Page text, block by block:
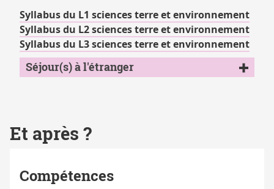
Syllabus du L1 sciences terre et environnement
Syllabus du L2 sciences terre et environnement
Syllabus du L3 sciences terre et environnement
Séjour(s) à l'étranger
Et après ?
Compétences